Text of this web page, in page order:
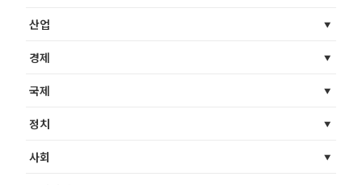
산업
경제
국제
정치
사회